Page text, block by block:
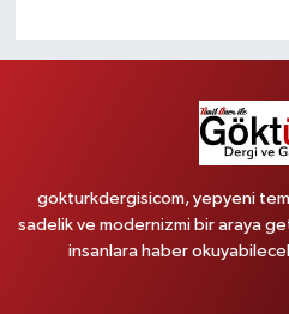
gokturkdergisicom, yepyeni
sadelik ve modernizmi bir araya
insanlara haber